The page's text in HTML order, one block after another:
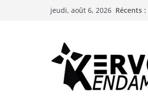
jeudi, août 6, 2026 Récents :